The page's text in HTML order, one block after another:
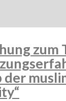
zum